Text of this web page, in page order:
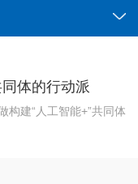
体的行动派
构建“人工智能+”共同体